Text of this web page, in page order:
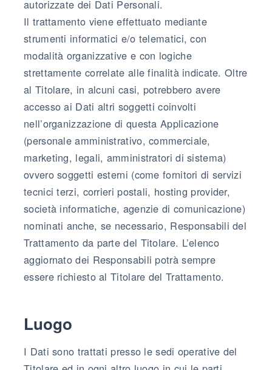
autorizzate dei Dati Personali.
Il trattamento viene effettuato mediante
strumenti informatici e/o telematici, con
modalità organizzative e con logiche
strettamente correlate alle finalità indicate. Oltre
al Titolare, in alcuni casi, potrebbero avere
accesso ai Dati altri soggetti coinvolti
nell’organizzazione di questa Applicazione
(personale amministrativo, commerciale,
marketing, legali, amministratori di sistema)
ovvero soggetti esterni (come fornitori di servizi
tecnici terzi, corrieri postali, hosting provider,
società informatiche, agenzie di comunicazione)
nominati anche, se necessario, Responsabili del
Trattamento da parte del Titolare. L’elenco
aggiornato dei Responsabili potrà sempre
essere richiesto al Titolare del Trattamento.
Luogo
I Dati sono trattati presso le sedi operative del